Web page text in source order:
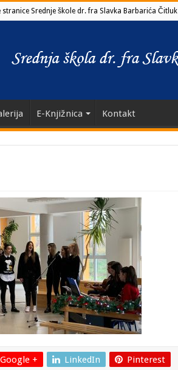
Srednje škole dr. fra Slavka Barbarića Čitluk
E-Knjižnica Kontakt
Google + LinkedIn Pinterest